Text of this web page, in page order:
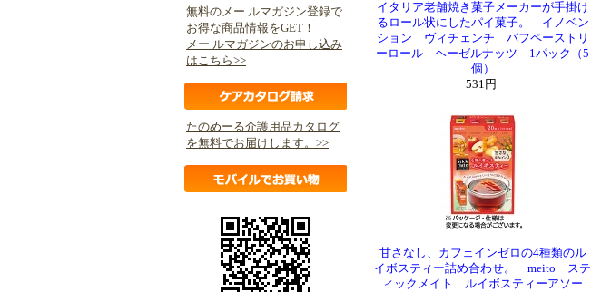
無料のメー ルマガジン登録で
お得な商品情報をGET！
メー ルマガジンのお申し込み
はこちら>>
たのめーる介護用品カタログ
を無料でお届けします。>>
イタリア老舗焼き菓子メーカーが手掛け
るロール状にしたパイ菓子。 イノベン
ション ヴィチェンチ パフペーストリ
ーロール ヘーゼルナッツ 1パック（5
個）
531円
甘さなし、カフェインゼロの4種類のル
イボスティー詰め合わせ。 meito ステ
ィックメイト ルイボスティーアソー